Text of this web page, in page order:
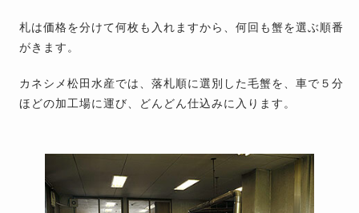
札は価格を分けて何枚も入れますから、何回も蟹を選ぶ順番
がきます。
カネシメ松田水産では、落札順に選別した毛蟹を、車で５分
ほどの加工場に運び、どんどん仕込みに入ります。